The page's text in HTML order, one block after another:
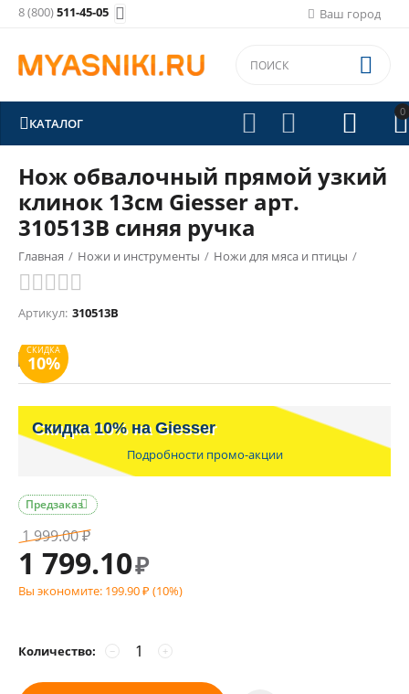
Ваш город
8 (800)511-45-05 
0


 

КАТАЛОГ
Нож обвалочный прямой узкий
клинок 13см Giesser арт.
310513B синяя ручка
Главная / Ножи и инструменты / Ножи для мяса и птицы /
Обвалочные ножи
Артикул: 310513B
10%
Скидка 10% на Giesser
Подробности промо-акции

Предзаказ
1 999.00 ₽
1 799.10₽
Вы экономите: 199.90 ₽ (10%)
Количество: +
−